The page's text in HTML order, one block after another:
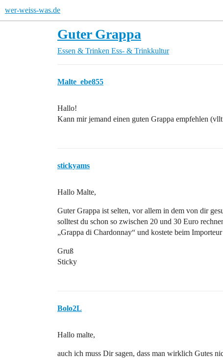
wer-weiss-was.de
Guter Grappa
Essen & Trinken Ess- & Trinkkultur
Malte_ebe855
Hallo!
Kann mir jemand einen guten Grappa empfehlen
stickyams
Hallo Malte,
Guter Grappa ist selten, vor allem in dem von dir
solltest du schon so zwischen 20 und 30 Euro
„Grappa di Chardonnay“ und kostete beim
Gruß
Sticky
Bolo2L
Hallo malte,
auch ich muss Dir sagen, dass man wirklich Gutes